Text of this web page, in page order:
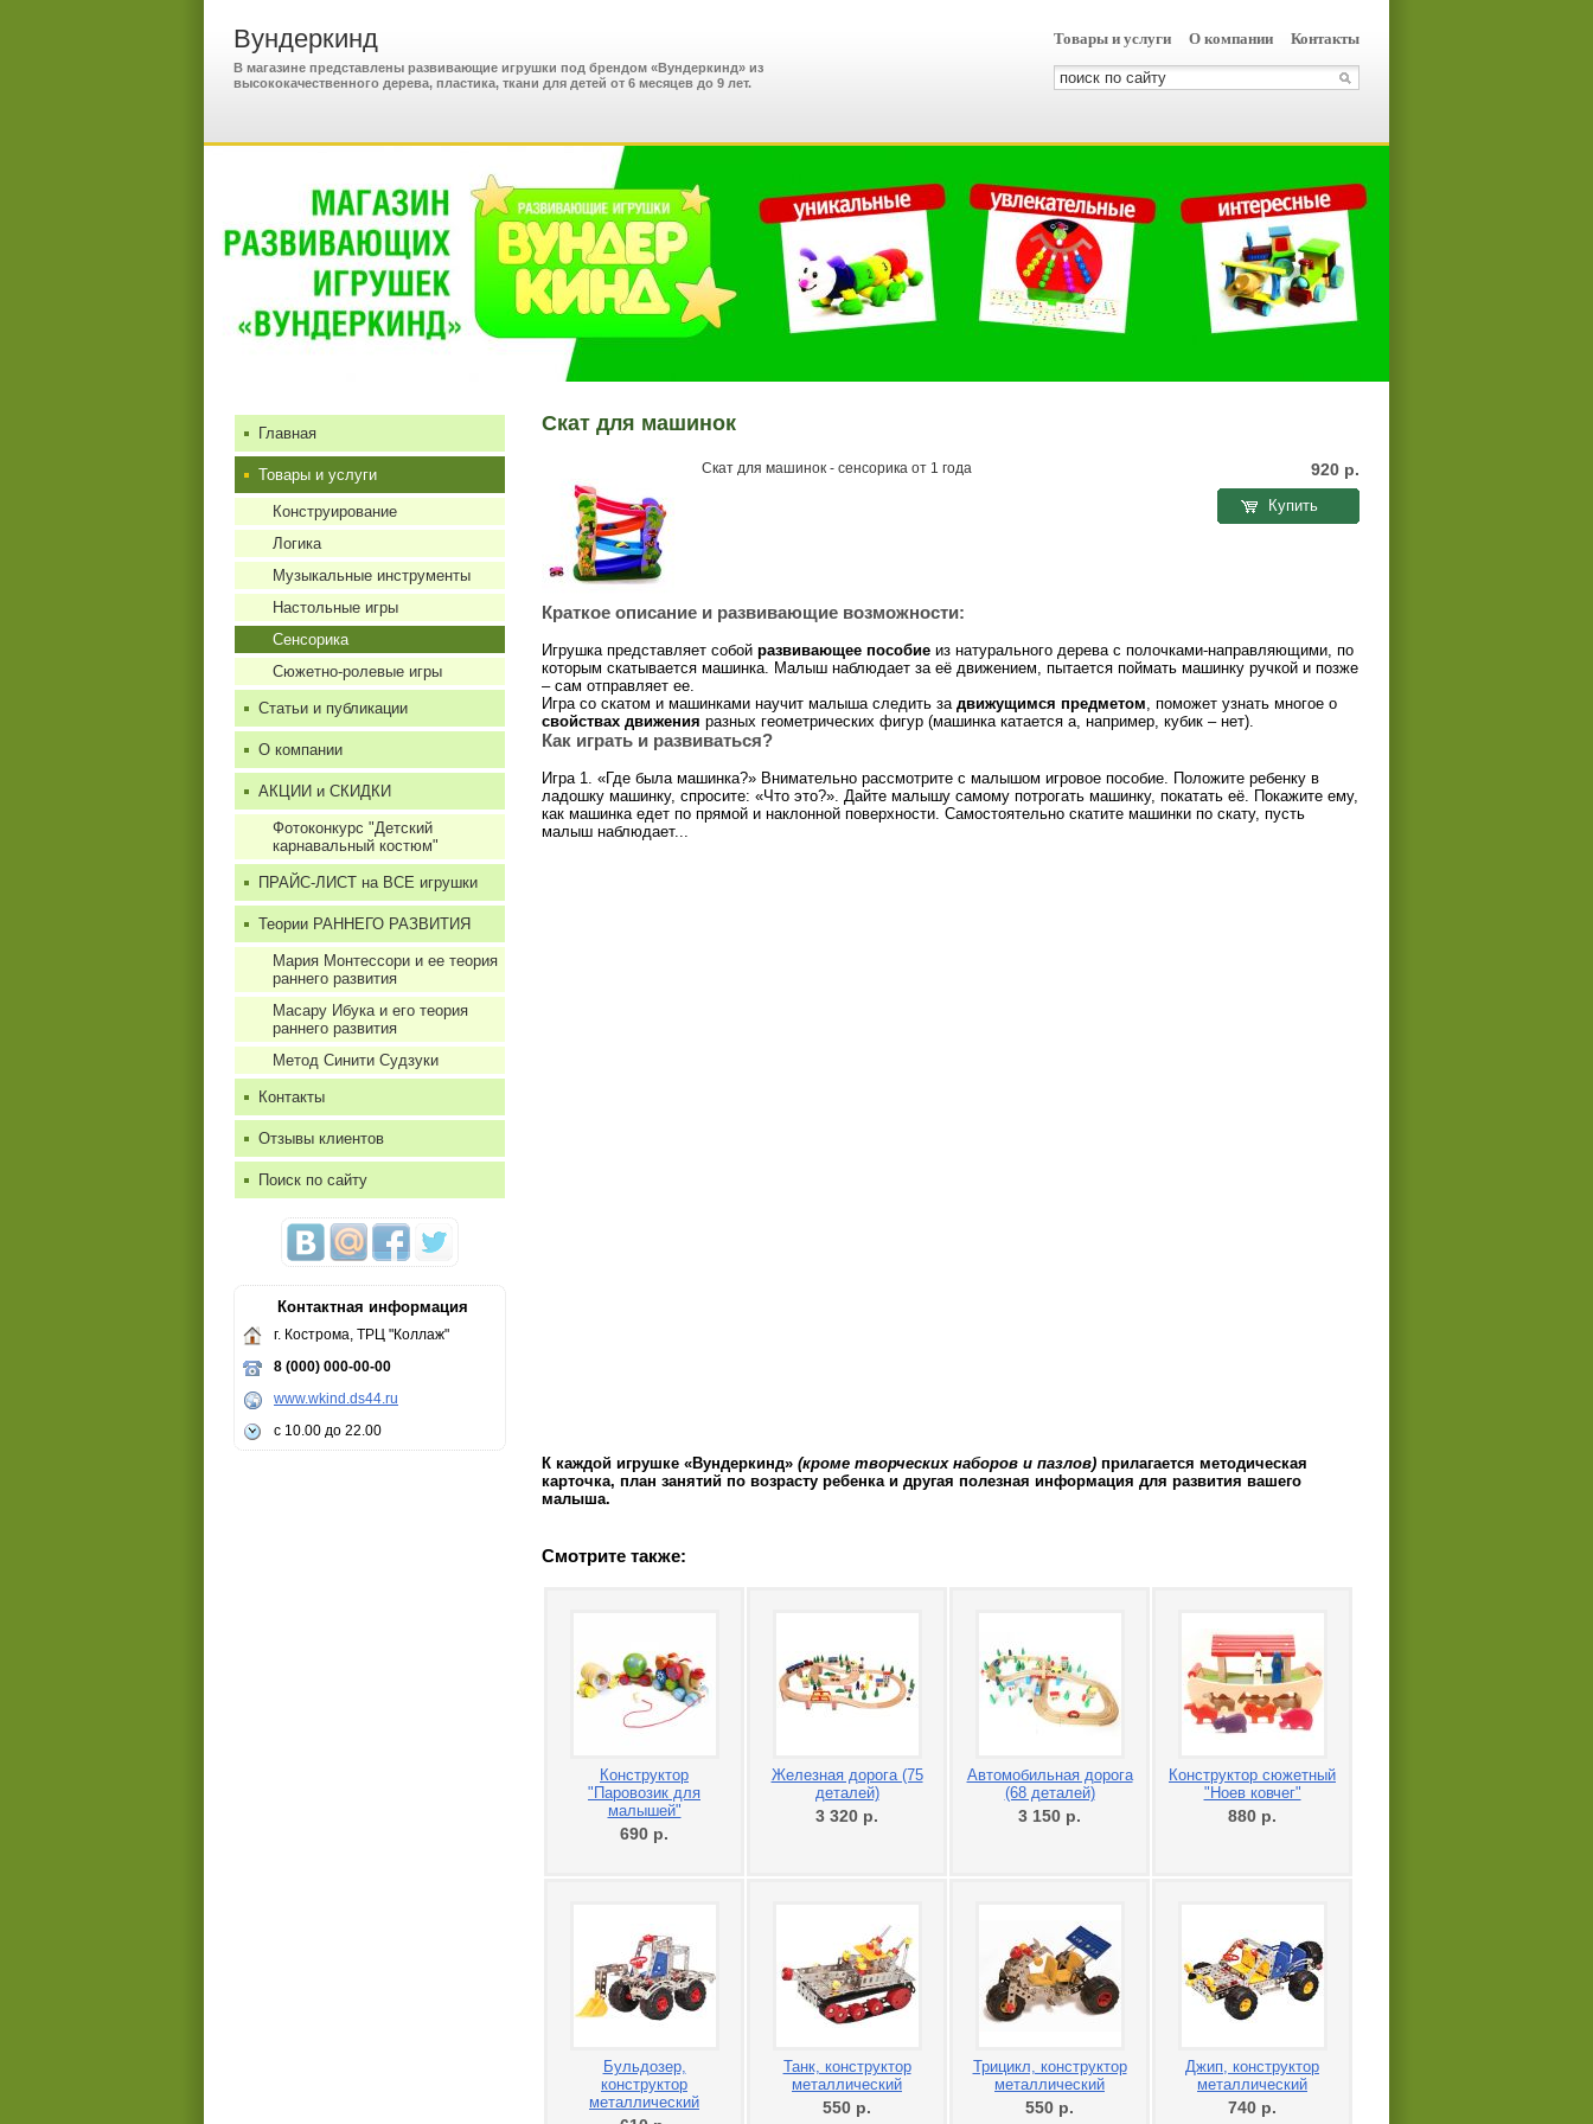
Вундеркинд
В магазине представлены развивающие игрушки под брендом «Вундеркинд» из
высококачественного дерева, пластика, ткани для детей от 6 месяцев до 9 лет.
Товары и услуги О компании Контакты
Скат для машинок
Скат для машинок - сенсорика от 1 года 920 р.
Купить
Краткое описание и развивающие возможности:
Игрушка представляет собой развивающее пособие из натурального дерева с полочками-направляющими, по
которым скатывается машинка. Малыш наблюдает за её движением, пытается поймать машинку ручкой и позже
– сам отправляет ее.
Игра со скатом и машинками научит малыша следить за движущимся предметом, поможет узнать многое о
свойствах движения разных геометрических фигур (машинка катается а, например, кубик – нет).
Как играть и развиваться?
Игра 1. «Где была машинка?» Внимательно рассмотрите с малышом игровое пособие. Положите ребенку в
ладошку машинку, спросите: «Что это?». Дайте малышу самому потрогать машинку, покатать её. Покажите ему,
как машинка едет по прямой и наклонной поверхности. Самостоятельно скатите машинки по скату, пусть
малыш наблюдает...
К каждой игрушке «Вундеркинд» (кроме творческих наборов и пазлов) прилагается методическая
карточка, план занятий по возрасту ребенка и другая полезная информация для развития вашего
малыша.
Смотрите также:
Конструктор
"Паровозик для
малышей"
690 р.
Железная дорога (75
деталей)
3 320 р.
Автомобильная дорога
(68 деталей)
3 150 р.
Конструктор сюжетный
"Ноев ковчег"
880 р.
Бульдозер,
конструктор
металлический
Танк, конструктор
металлический
550 р.
Трицикл, конструктор
металлический
550 р.
Джип, конструктор
металлический
740 р.
Главная
Товары и услуги
Конструирование
Логика
Музыкальные инструменты
Настольные игры
Сенсорика
Сюжетно-ролевые игры
Статьи и публикации
О компании
АКЦИИ и СКИДКИ
Фотоконкурс "Детский
карнавальный костюм"
ПРАЙС-ЛИСТ на ВСЕ игрушки
Теории РАННЕГО РАЗВИТИЯ
Мария Монтессори и ее теория
раннего развития
Масару Ибука и его теория
раннего развития
Метод Синити Судзуки
Контакты
Отзывы клиентов
Поиск по сайту
Контактная информация
г. Кострома, ТРЦ "Коллаж"
8 (000) 000-00-00
www.wkind.ds44.ru
с 10.00 до 22.00